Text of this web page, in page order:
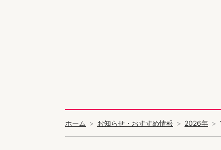
ホーム お知らせ・おすすめ情報 2026年